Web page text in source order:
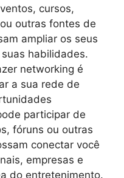
cursos,
outras fontes de
ampliar os seus
habilidades.
networking é
a sua rede de
participar de
fóruns ou outras
conectar você
empresas e
do entretenimento.